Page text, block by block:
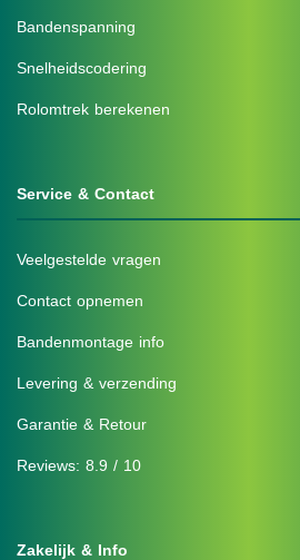
Bandenspanning
Snelheidscodering
Rolomtrek berekenen
Service & Contact
Veelgestelde vragen
Contact opnemen
Bandenmontage info
Levering & verzending
Garantie & Retour
Reviews: 8.9 / 10
Zakelijk & Info